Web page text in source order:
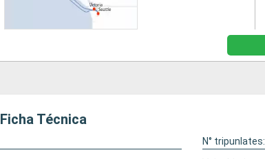
Ficha Técnica
N° tripunlates: